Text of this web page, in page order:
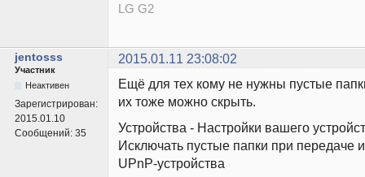
LG G2
jentosss 2015.01.11 23:08:02
Участник
Неактивен
Зарегистрирован:
2015.01.10
Сообщений: 35
Ещё для тех кому не нужны пустые
их тоже можно скрыть.
Устройства - Настройки вашего
Исключать пустые папки при передаче
UPnP-устройства